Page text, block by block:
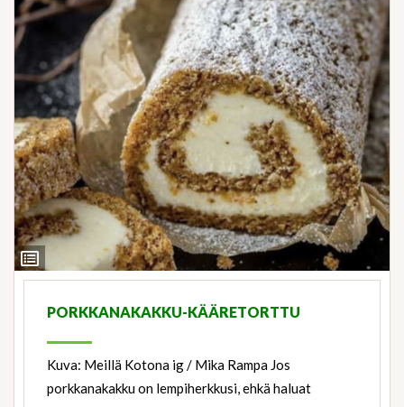
View
Ingredients
PORKKANAKAKKU-KÄÄRETORTTU
Kuva: Meillä Kotona ig / Mika Rampa Jos
porkkanakakku on lempiherkkusi, ehkä haluat